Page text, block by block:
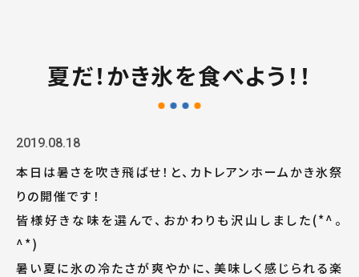
夏だ！かき氷を食べよう！！
2019.08.18
本日は暑さを吹き飛ばせ！と、カトレアンホームかき氷祭
りの開催です！
皆様好きな味を選んで、おかわりも沢山しました(*^。
^*)
暑い夏に氷の冷たさが爽やかに、美味しく感じられる楽